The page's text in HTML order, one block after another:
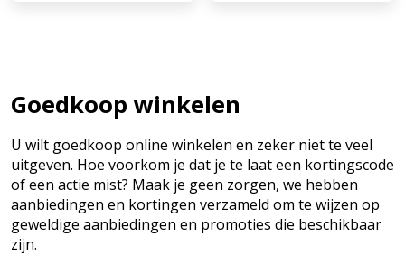
Goedkoop winkelen
U wilt goedkoop online winkelen en zeker niet te veel
uitgeven. Hoe voorkom je dat je te laat een kortingscode
of een actie mist? Maak je geen zorgen, we hebben
aanbiedingen en kortingen verzameld om te wijzen op
geweldige aanbiedingen en promoties die beschikbaar
zijn.